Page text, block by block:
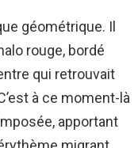
géométrique. Il
rouge, bordé
qui retrouvait
à ce moment-là
apportant